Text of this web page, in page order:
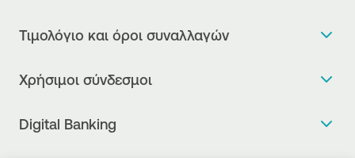
Η νέα Ψηφιακή Εποχή στις συναλλαγές, έφτασε!
Officer
Τιμολόγιο και όροι συναλλαγών
Δελτίο πληροφόρησης περί τελών
Χρήσιμοι σύνδεσμοι
Digital Banking